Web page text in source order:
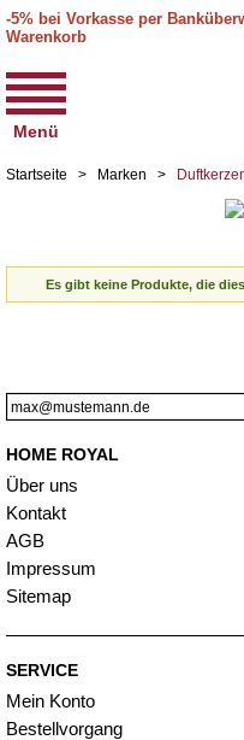
-5% bei Vorkasse per
Warenkorb
Menü
Startseite > Marken >
Es gibt keine Produkte, die
HOME ROYAL
Über uns
Kontakt
AGB
Impressum
Sitemap
SERVICE
Mein Konto
Bestellvorgang